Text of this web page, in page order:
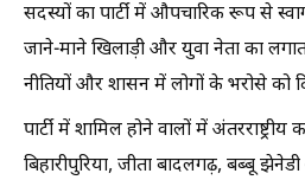
सदस्यों का पार्टी में औपचारिक रूप से
जाने-माने खिलाड़ी और युवा नेता का
नीतियों और शासन में लोगों के भरोसे को
पार्टी में शामिल होने वालों में अंतरराष्ट्रीय
बिहारीपुरिया, जीता बादलगढ़, बब्बू